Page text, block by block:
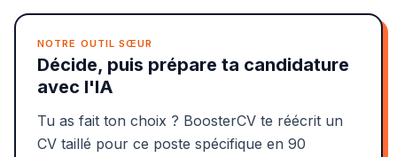
NOTRE OUTIL SŒUR
Décide, puis prépare ta candidature
avec l'IA
Tu as fait ton choix ? BoosterCV te réécrit un
CV taillé pour ce poste spécifique en 90